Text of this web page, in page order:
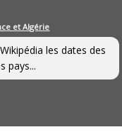
et Algérie
les dates des
pays...